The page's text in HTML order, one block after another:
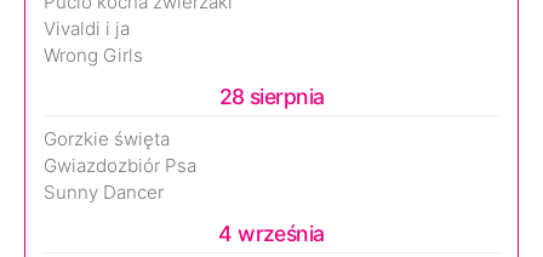
Vivaldi i ja
Wrong Girls
28 sierpnia
Gorzkie święta
Gwiazdozbiór Psa
Sunny Dancer
4 września